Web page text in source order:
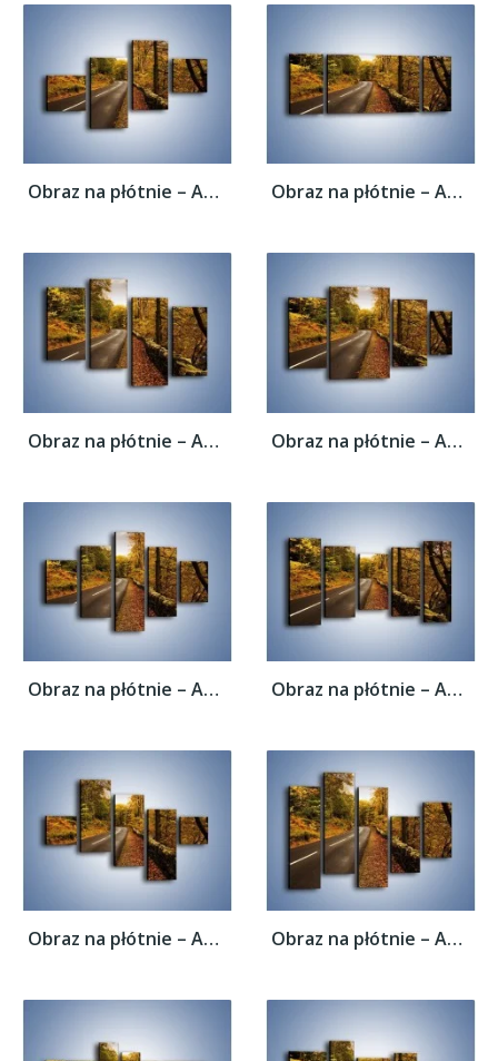
Obraz na płótnie – Asfaltową droga przez... Obraz na płótnie – Asfaltową droga przez...
Obraz na płótnie – Asfaltową droga przez... Obraz na płótnie – Asfaltową droga przez...
Obraz na płótnie – Asfaltową droga przez... Obraz na płótnie – Asfaltową droga przez...
Obraz na płótnie – Asfaltową droga przez... Obraz na płótnie – Asfaltową droga przez...